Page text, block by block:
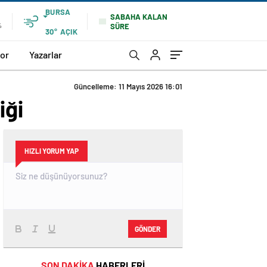
BURSA
30° AÇIK
SABAHA KALAN
SÜRE
Yazarlar
Güncelleme: 11 Mayıs 2026 16:01
HIZLI YORUM YAP
GÖNDER